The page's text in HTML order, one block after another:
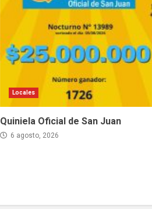
Locales
Quiniela Oficial de San Juan
6 agosto, 2026